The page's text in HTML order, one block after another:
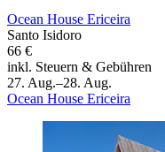
Ocean House Ericeira
Santo Isidoro
66 €
inkl. Steuern & Gebühren
27. Aug.–28. Aug.
Ocean House Ericeira